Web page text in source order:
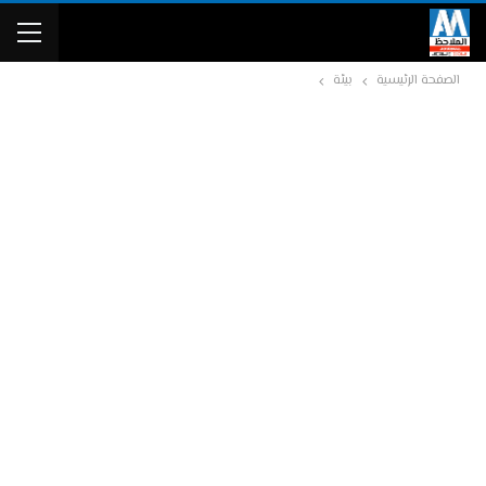
الصفحة الرئيسية بيئة